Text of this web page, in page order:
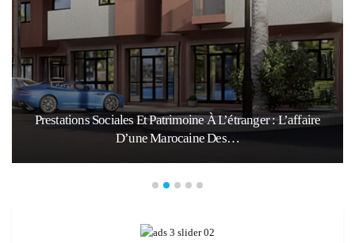
Prestations Sociales Et Patrimoine À L’étranger : L’affaire
D’une Marocaine Des…